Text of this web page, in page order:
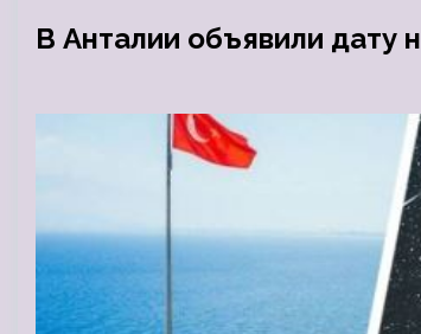
В Анталии объявили дату